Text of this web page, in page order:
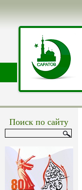
Поиск по сайту